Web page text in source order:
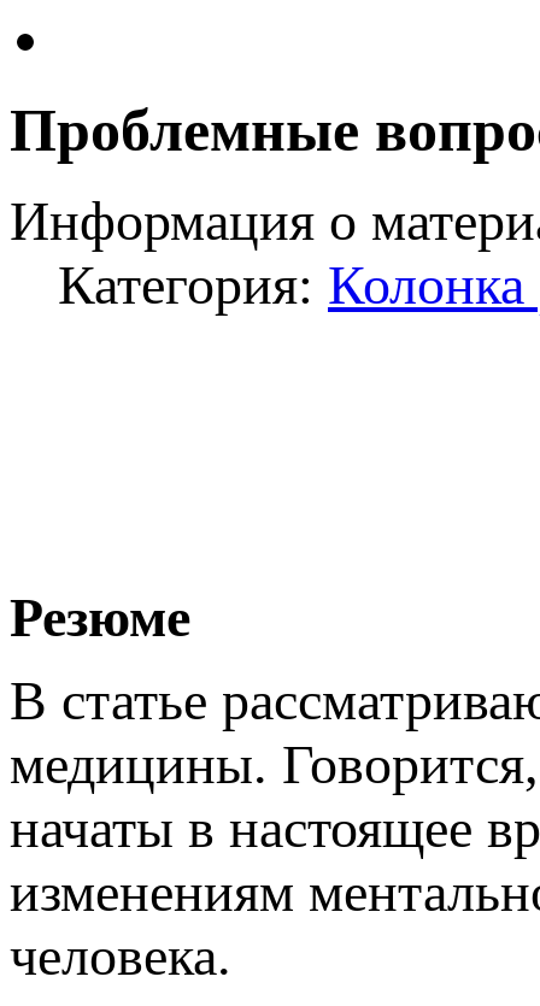
Проблемные
Информация о
Категория: Колонка
Резюме
В статье
медицины.
начаты в настоящее
изменениям
человека.